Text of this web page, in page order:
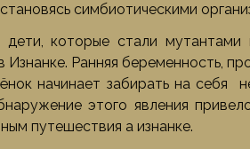
симбиотическими
которые стали мутантами
Ранняя беременность,
начинает забирать на себя
этого явления
путешествия а изнанке.